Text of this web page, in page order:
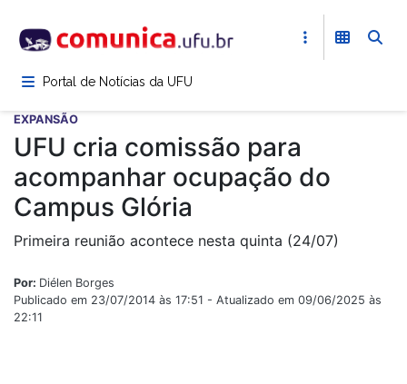
para
conteúdoPortal de Notícias da UFU
EXPANSÃO
UFU cria comissão para
acompanhar ocupação do
Campus Glória
Primeira reunião acontece nesta quinta (24/07)
Por: Diélen Borges
Publicado em 23/07/2014 às 17:51 - Atualizado em 09/06/2025 às
22:11